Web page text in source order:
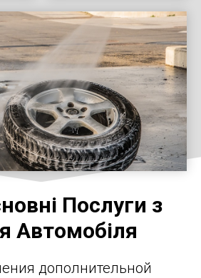
Послуги з
Автомобіля
дополнительной